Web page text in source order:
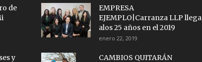
de
y
EMPRESA
EJEMPLO|Carranza LLP llega
alos 25 años en el 2019
enero 22, 2019
CAMBIOS QUITARÁN